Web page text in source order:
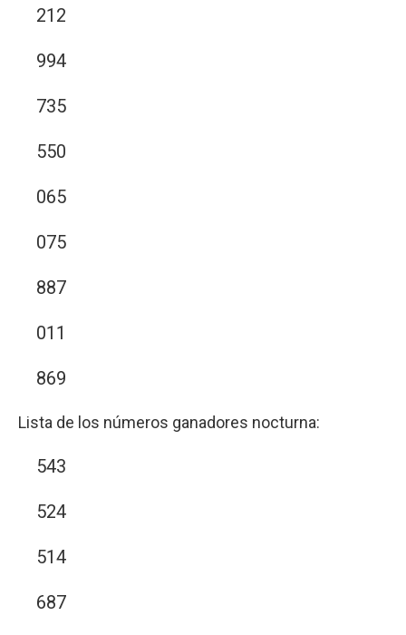
212
994
735
550
065
075
887
011
869
Lista de los números ganadores nocturna:
543
524
514
687